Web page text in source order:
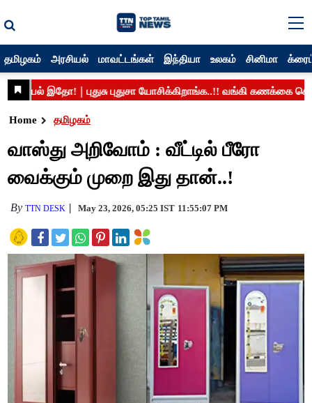
தமிழகம் அரசியல் மாவட்டங்கள் இந்தியா உலகம் சினிமா
Home தமிழகம்
வாஸ்து அறிவோம் : வீட்டில் பீரோ
வைக்கும் முறை இது தான்..!
ByTTN DESK May 23, 2026, 05:25 IST 11:55:07 PM